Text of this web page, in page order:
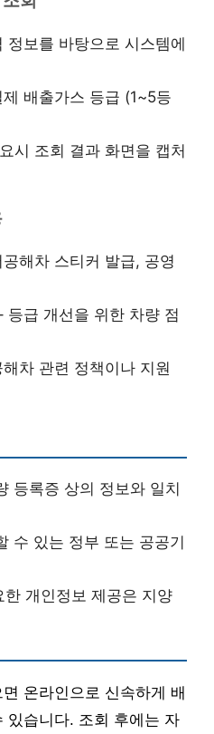
정보를 바탕으로 시스템에
배출가스 등급 (1~5등
시 조회 결과 화면을 캡처
해차 스티커 발급, 공영
등급 개선을 위한 차량 점
차 관련 정책이나 지원
등록증 상의 정보와 일치
수 있는 정부 또는 공공기
한 개인정보 제공은 지양
온라인으로 신속하게 배
있습니다. 조회 후에는 자